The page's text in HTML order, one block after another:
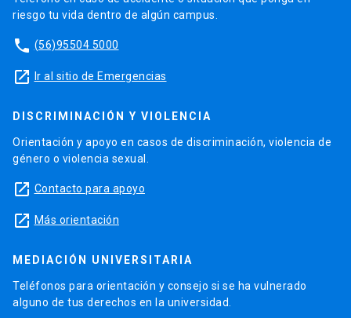
riesgo tu vida dentro de algún campus.
phone (56)95504 5000
launch Ir al sitio de Emergencias
DISCRIMINACIÓN Y VIOLENCIA
Orientación y apoyo en casos de discriminación, violencia de
género o violencia sexual.
launch Contacto para apoyo
launch Más orientación
MEDIACIÓN UNIVERSITARIA
Teléfonos para orientación y consejo si se ha vulnerado
alguno de tus derechos en la universidad.